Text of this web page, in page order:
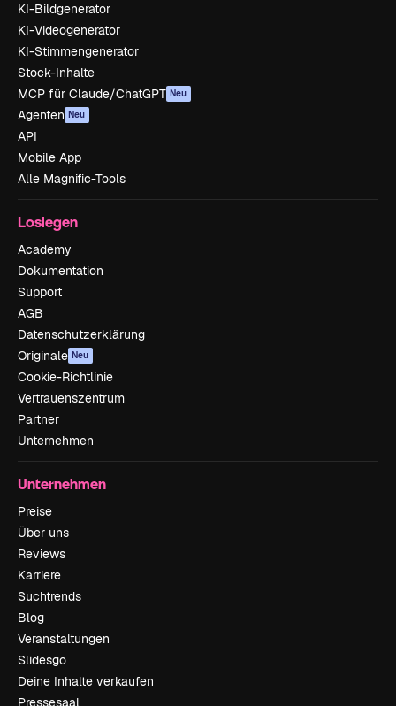
KI-Bildgenerator
KI-Videogenerator
KI-Stimmengenerator
Stock-Inhalte
MCP für Claude/ChatGPT Neu
Agenten Neu
API
Mobile App
Alle Magnific-Tools
Loslegen
Academy
Dokumentation
Support
AGB
Datenschutzerklärung
Originale Neu
Cookie-Richtlinie
Vertrauenszentrum
Partner
Unternehmen
Unternehmen
Preise
Über uns
Reviews
Karriere
Suchtrends
Blog
Veranstaltungen
Slidesgo
Deine Inhalte verkaufen
Pressesaal